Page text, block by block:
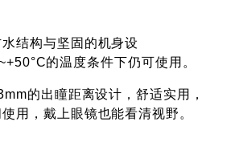
结构与坚固的机身设
的温度条件下仍可使用。
的出瞳距离设计，舒适实用，
用，戴上眼镜也能看清视野。